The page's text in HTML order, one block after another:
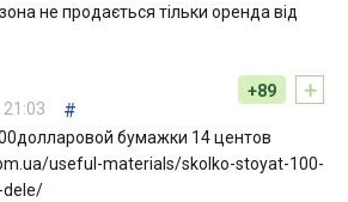
не продається тільки оренда від
+
+89
21:03
#
бумажки 14 центов
useful-materials/skolko-stoyat-100-
dele/